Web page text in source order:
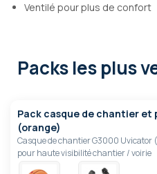
Ventilé pour plus de confort
Packs les plus
Pack casque de chantier
(orange)
Casque de chantier G3000 Uvicator
pour haute visibilité chantier / voirie